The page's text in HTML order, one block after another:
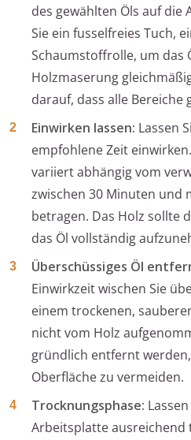
des gewählten Öls auf die
Sie ein fusselfreies Tuch,
Schaumstoffrolle, um das
Holzmaserung
darauf, dass alle Bereiche
Einwirken lassen: Lassen
empfohlene Zeit
variiert abhängig vom
zwischen 30 Minuten und
betragen. Das Holz sollte
das Öl vollständig
Überschüssiges Öl
Einwirkzeit wischen Sie
einem trockenen,
nicht vom Holz
gründlich entfernt
Oberfläche zu vermeiden.
Trocknungsphase:
Arbeitsplatte ausreichend